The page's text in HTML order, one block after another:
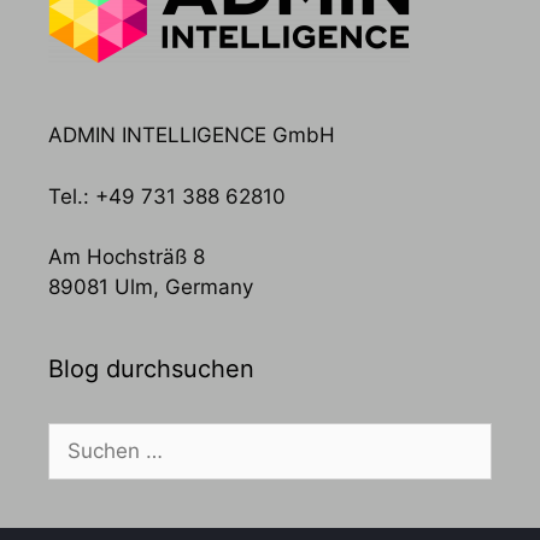
ADMIN INTELLIGENCE GmbH
Tel.: +49 731 388 62810
Am Hochsträß 8
89081 Ulm, Germany
Blog durchsuchen
Suchen
nach: